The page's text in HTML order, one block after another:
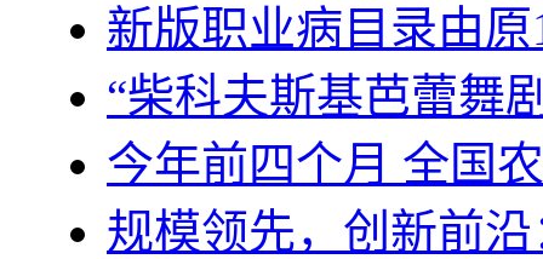
新版职业病目录由原
“柴科夫斯基芭蕾舞
今年前四个月 全国
规模领先，创新前